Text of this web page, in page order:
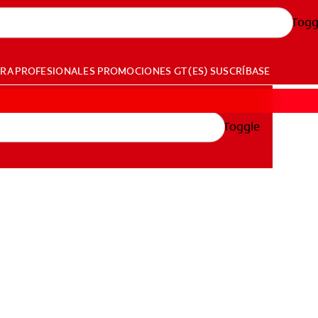
PROFESIONALES PROMOCIONES GT (ES) SUSCRÍBASE
Toggle